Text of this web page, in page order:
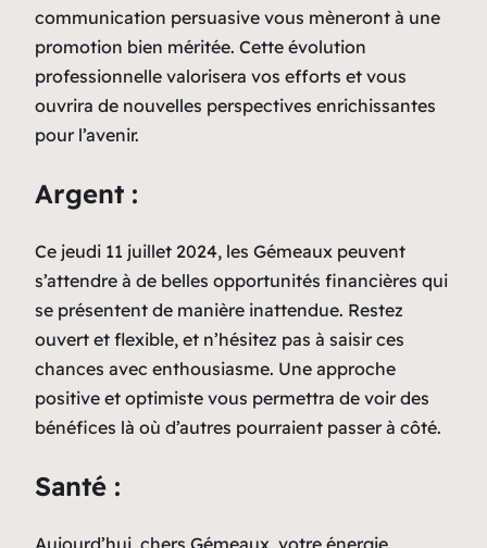
communication persuasive vous mèneront à une
promotion bien méritée. Cette évolution
professionnelle valorisera vos efforts et vous
ouvrira de nouvelles perspectives enrichissantes
pour l’avenir.
Argent :
Ce jeudi 11 juillet 2024, les Gémeaux peuvent
s’attendre à de belles opportunités financières qui
se présentent de manière inattendue. Restez
ouvert et flexible, et n’hésitez pas à saisir ces
chances avec enthousiasme. Une approche
positive et optimiste vous permettra de voir des
bénéfices là où d’autres pourraient passer à côté.
Santé :
Aujourd’hui, chers Gémeaux, votre énergie